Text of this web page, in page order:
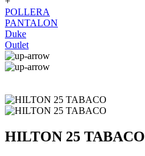
POLLERA
PANTALON
Duke
Outlet
HILTON 25 TABACO